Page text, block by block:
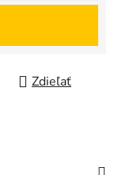
Zdieľať